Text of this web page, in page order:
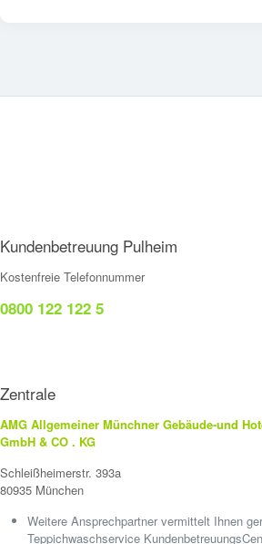
Kundenbetreuung Pulheim
Kostenfreie Telefonnummer
0800 122 122 5
Zentrale
AMG Allgemeiner Münchner Gebäude-und
GmbH & CO . KG
Schleißheimerstr. 393a
80935 München
Weitere Ansprechpartner vermittelt Ihnen
Teppichwaschservice